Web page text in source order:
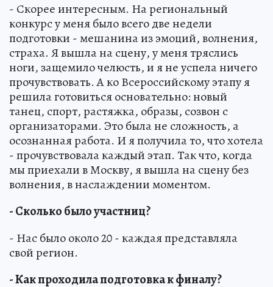
- Скорее интересным. На региональный
конкурс у меня было всего две недели
подготовки - мешанина из эмоций, волнения,
страха. Я вышла на сцену, у меня тряслись
ноги, защемило челюсть, и я не успела ничего
прочувствовать. А ко Всероссийскому этапу я
решила готовиться основательно: новый
танец, спорт, растяжка, образы, созвон с
организаторами. Это была не сложность, а
осознанная работа. И я получила то, что хотела
- прочувствовала каждый этап. Так что, когда
мы приехали в Москву, я вышла на сцену без
волнения, в наслаждении моментом.
- Сколько было участниц?
- Нас было около 20 - каждая представляла
свой регион.
- Как проходила подготовка к финалу?